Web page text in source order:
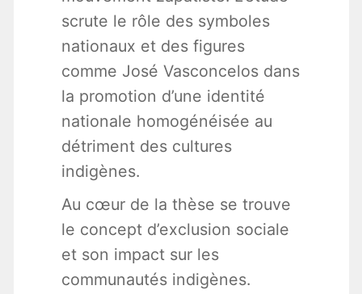
scrute le rôle des symboles
nationaux et des figures
comme José Vasconcelos dans
la promotion d’une identité
nationale homogénéisée au
détriment des cultures
indigènes.
Au cœur de la thèse se trouve
le concept d’exclusion sociale
et son impact sur les
communautés indigènes.